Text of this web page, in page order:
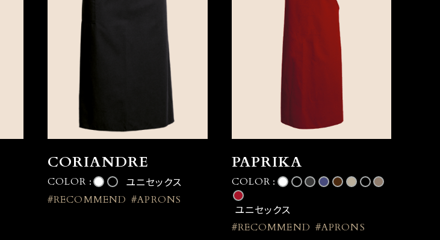
CORIANDRE
COLOR : ユニセックス
#RECOMMEND #APRONS
PAPRIKA
COLOR :
ユニセックス
#RECOMMEND #APRONS